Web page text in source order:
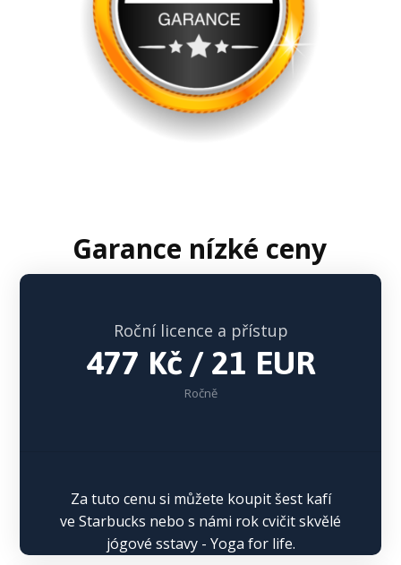
Garance nízké ceny
Roční licence a přístup
477 Kč / 21 EUR
Ročně
Za tuto cenu si můžete koupit šest kafí
ve Starbucks nebo s námi rok cvičit skvělé
jógové sstavy - Yoga for life.